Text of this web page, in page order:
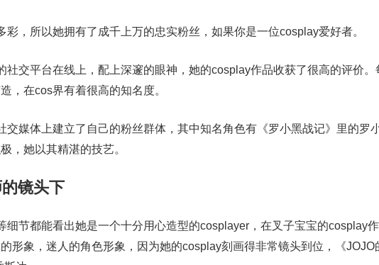
彩，所以她拥有了成千上万的忠实粉丝，如果你是一位cosplay爱好者。
社交平台在线上，配上深邃的眼神，她的cosplay作品收获了很高的评价。
，在cos界有着很高的知名度。
交媒体上建立了自己的粉丝群体，其中知名角色有《罗小黑战记》里的罗
，她以其精湛的技艺。
镜头下
细节都能看出她是一个十分用心造型的cosplayer，在叉子宝宝的cosplay
形象，迷人的角色形象，因为她的cosplay刻画得非常镜头到位，《JOJO